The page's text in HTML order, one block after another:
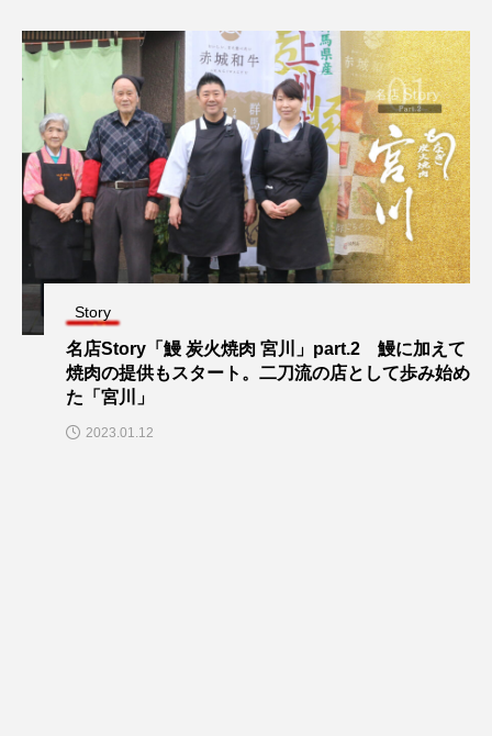
Story
名店Story「鰻 炭火焼肉 宮川」part.2 鰻に加えて
焼肉の提供もスタート。二刀流の店として歩み始め
た「宮川」
2023.01.12